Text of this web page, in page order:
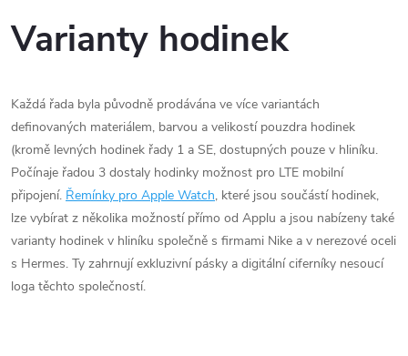
Varianty hodinek
Každá řada byla původně prodávána ve více variantách
definovaných materiálem, barvou a velikostí pouzdra hodinek
(kromě levných hodinek řady 1 a SE, dostupných pouze v hliníku.
Počínaje řadou 3 dostaly hodinky možnost pro LTE mobilní
připojení. Řemínky pro Apple Watch, které jsou součástí hodinek,
lze vybírat z několika možností přímo od Applu a jsou nabízeny také
varianty hodinek v hliníku společně s firmami Nike a v nerezové oceli
s Hermes. Ty zahrnují exkluzivní pásky a digitální ciferníky nesoucí
loga těchto společností.